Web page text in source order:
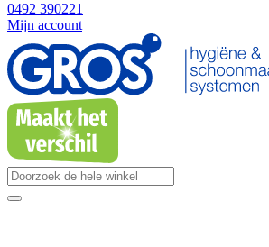
0492 390221
Mijn account